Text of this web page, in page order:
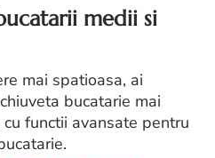
medii si
mai spatioasa, ai
bucatarie mai
functii avansate pentru